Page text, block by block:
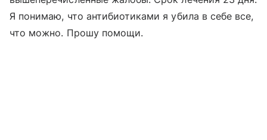
Я понимаю, что антибиотиками я убила в себе все,
что можно. Прошу помощи.